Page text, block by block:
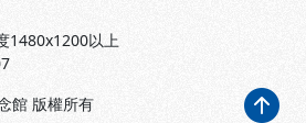
1480x1200以上
館 版權所有